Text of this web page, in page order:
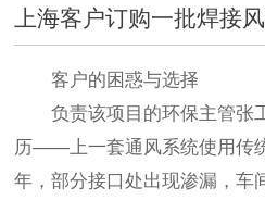
上海客户订购一批焊接
客户的困惑与选择
负责该项目的环保主管张
历——上一套通风系统使用传
年，部分接口处出现渗漏，车